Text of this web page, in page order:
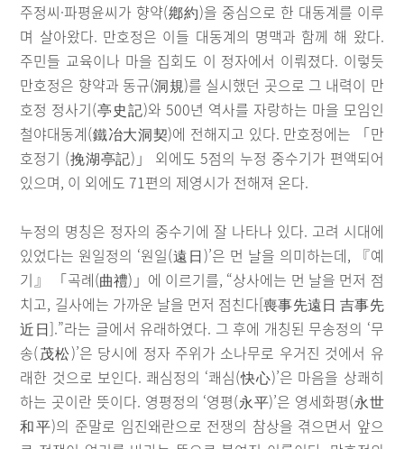
주정씨·파평윤씨가 향약(鄕約)을 중심으로 한 대동계를 이루
며 살아왔다. 만호정은 이들 대동계의 명맥과 함께 해 왔다.
주민들 교육이나 마을 집회도 이 정자에서 이뤄졌다. 이렇듯
만호정은 향약과 동규(洞規)를 실시했던 곳으로 그 내력이 만
호정 정사기(亭史記)와 500년 역사를 자랑하는 마을 모임인
철야대동계(鐵冶大洞契)에 전해지고 있다. 만호정에는 「만
호정기 (挽湖亭記)」 외에도 5점의 누정 중수기가 편액되어
있으며, 이 외에도 71편의 제영시가 전해져 온다.
누정의 명칭은 정자의 중수기에 잘 나타나 있다. 고려 시대에
있었다는 원일정의 ‘원일(遠日)’은 먼 날을 의미하는데, 『예
기』 「곡례(曲禮)」에 이르기를, “상사에는 먼 날을 먼저 점
치고, 길사에는 가까운 날을 먼저 점친다[喪事先遠日 吉事先
近日].”라는 글에서 유래하였다. 그 후에 개칭된 무송정의 ‘무
송(茂松)’은 당시에 정자 주위가 소나무로 우거진 것에서 유
래한 것으로 보인다. 쾌심정의 ‘쾌심(快心)’은 마음을 상쾌히
하는 곳이란 뜻이다. 영평정의 ‘영평(永平)’은 영세화평(永世
和平)의 준말로 임진왜란으로 전쟁의 참상을 겪으면서 앞으